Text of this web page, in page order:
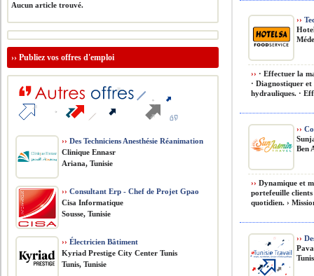
››
›› · Effectuer la
· Diagnostiquer et
hydrauliques. ·
››
Ben
›› Dynamique et
portefeuille clients
quotidien. ›
››
Aucun article trouvé.
››Publiez vos offres d'emploi
›› Des Techniciens Anesthésie Réanimation
Clinique Ennasr
Ariana, Tunisie
›› Consultant Erp - Chef de Projet Gpao
Cisa Informatique
Sousse, Tunisie
›› Électricien Bâtiment
Kyriad Prestige City Center Tunis
Tunis, Tunisie